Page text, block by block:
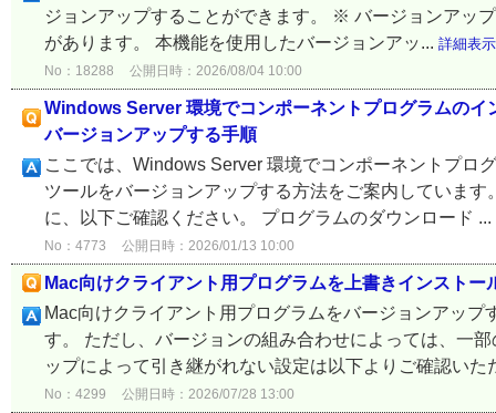
ジョンアップすることができます。 ※ バージョンアッ
があります。 本機能を使用したバージョンアッ... 詳細表示
No：18288 公開日時：2026/08/04 10:00
Windows Server 環境でコンポーネントプログラムの
バージョンアップする手順
ここでは、Windows Server 環境でコンポーネントプロ
ツールをバージョンアップする方法をご案内していま
に、以下ご確認ください。 プログラムのダウンロード ...
No：4773 公開日時：2026/01/13 10:00
Mac向けクライアント用プログラムを上書きインスト
Mac向けクライアント用プログラムをバージョンアッ
す。 ただし、バージョンの組み合わせによっては、一
ップによって引き継がれない設定は以下よりご確認い
No：4299 公開日時：2026/07/28 13:00